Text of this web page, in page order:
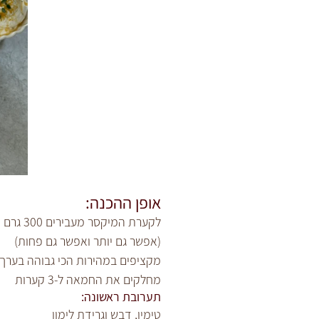
אופן ההכנה:
לקערת המיקסר מעבירים 300 גרם חמאה רכה,
(אפשר גם יותר ואפשר גם פחות)
מקציפים במהירות הכי גבוהה בערך 10 דק׳ עד לקבלת חמאה מוקצפת
מחלקים את החמאה ל-3 קערות
תערובת ראשונה:
טימין, דבש וגרידת לימון